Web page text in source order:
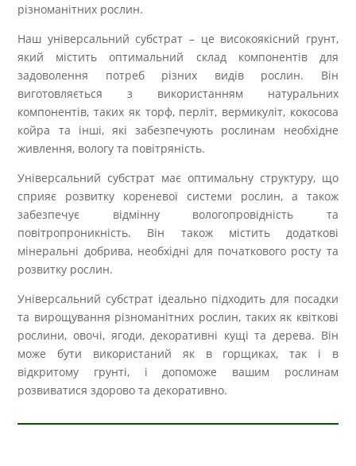
різноманітних рослин.
Наш універсальний субстрат – це високоякісний грунт,
який містить оптимальний склад компонентів для
задоволення потреб різних видів рослин. Він
виготовляється з використанням натуральних
компонентів, таких як торф, перліт, вермикуліт, кокосова
койра та інші, які забезпечують рослинам необхідне
живлення, вологу та повітряність.
Універсальний субстрат має оптимальну структуру, що
сприяє розвитку кореневої системи рослин, а також
забезпечує відмінну вологопровідність та
повітропроникність. Він також містить додаткові
мінеральні добрива, необхідні для початкового росту та
розвитку рослин.
Універсальний субстрат ідеально підходить для посадки
та вирощування різноманітних рослин, таких як квіткові
рослини, овочі, ягоди, декоративні кущі та дерева. Він
може бути використаний як в горщиках, так і в
відкритому грунті, і допоможе вашим рослинам
розвиватися здорово та декоративно.